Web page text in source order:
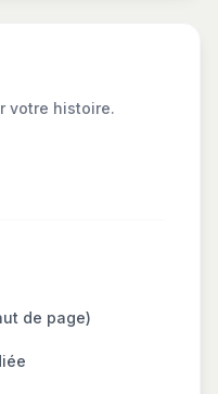
votre histoire.
de page)